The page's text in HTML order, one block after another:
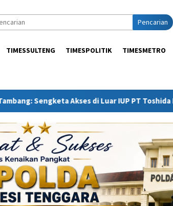
Pencarian
TIMESSULTENG TIMESPOLITIK TIMESMETRO
Luar IUP PT Toshida Merupakan Ranah APH